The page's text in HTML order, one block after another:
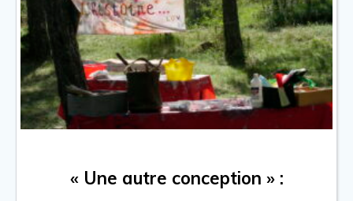
« Une autre conception » :